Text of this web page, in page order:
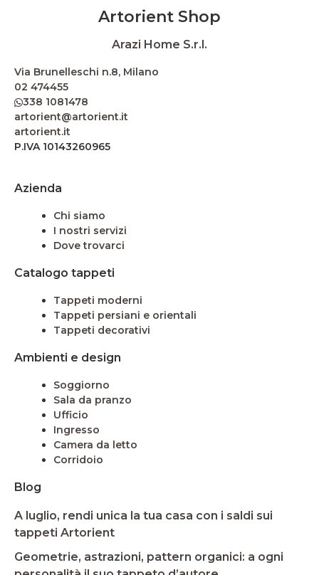
Artorient Shop
Arazi Home S.r.l.
Via Brunelleschi n.8, Milano
02 474455
338 1081478
artorient@artorient.it
artorient.it
P.IVA 10143260965
Azienda
Chi siamo
I nostri servizi
Dove trovarci
Catalogo tappeti
Tappeti moderni
Tappeti persiani e orientali
Tappeti decorativi
Ambienti e design
Soggiorno
Sala da pranzo
Ufficio
Ingresso
Camera da letto
Corridoio
Blog
A luglio, rendi unica la tua casa con i saldi sui
tappeti Artorient
Geometrie, astrazioni, pattern organici: a ogni